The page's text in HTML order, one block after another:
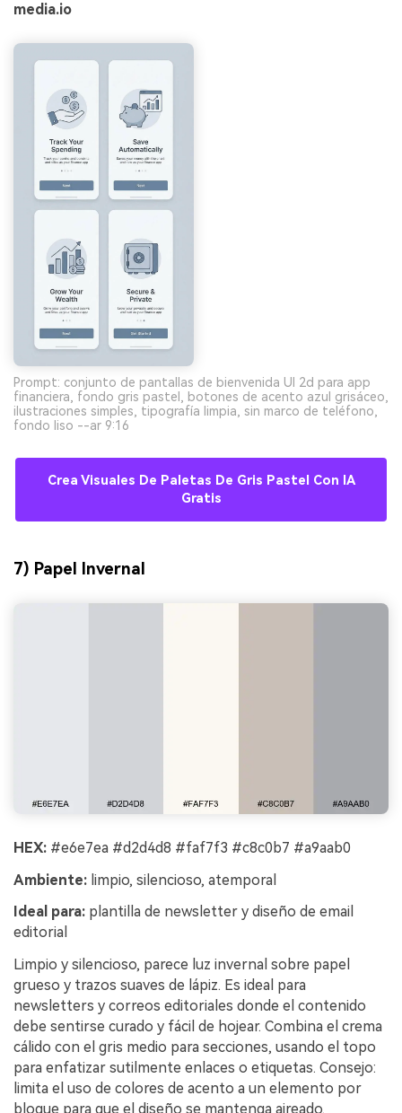
media.io
Prompt: conjunto de pantallas de bienvenida UI 2d para app
financiera, fondo gris pastel, botones de acento azul grisáceo,
ilustraciones simples, tipografía limpia, sin marco de teléfono,
fondo liso --ar 9:16
Crea Visuales De Paletas De Gris Pastel Con IA
Gratis
7) Papel Invernal
HEX: #e6e7ea #d2d4d8 #faf7f3 #c8c0b7 #a9aab0
Ambiente: limpio, silencioso, atemporal
Ideal para: plantilla de newsletter y diseño de email
editorial
Limpio y silencioso, parece luz invernal sobre papel
grueso y trazos suaves de lápiz. Es ideal para
newsletters y correos editoriales donde el contenido
debe sentirse curado y fácil de hojear. Combina el crema
cálido con el gris medio para secciones, usando el topo
para enfatizar sutilmente enlaces o etiquetas. Consejo:
limita el uso de colores de acento a un elemento por
bloque para que el diseño se mantenga aireado.